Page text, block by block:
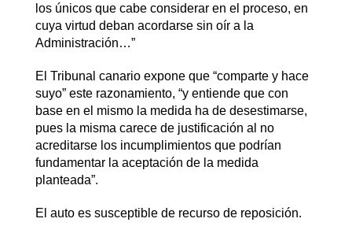
los únicos que cabe considerar en el proceso, en
cuya virtud deban acordarse sin oír a la
Administración…”
El Tribunal canario expone que “comparte y hace
suyo” este razonamiento, “y entiende que con
base en el mismo la medida ha de desestimarse,
pues la misma carece de justificación al no
acreditarse los incumplimientos que podrían
fundamentar la aceptación de la medida
planteada”.
El auto es susceptible de recurso de reposición.